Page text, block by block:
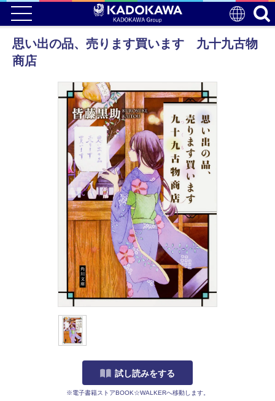
思い出の品、売ります買います 九十九古物
商店
試し読みをする
※電子書籍ストアBOOK☆WALKERへ移動します。